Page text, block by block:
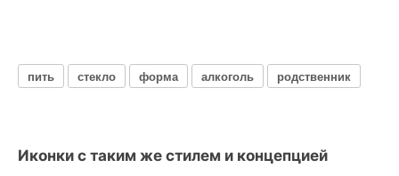
пить стекло форма алкоголь родственник
Иконки с таким же стилем и концепцией